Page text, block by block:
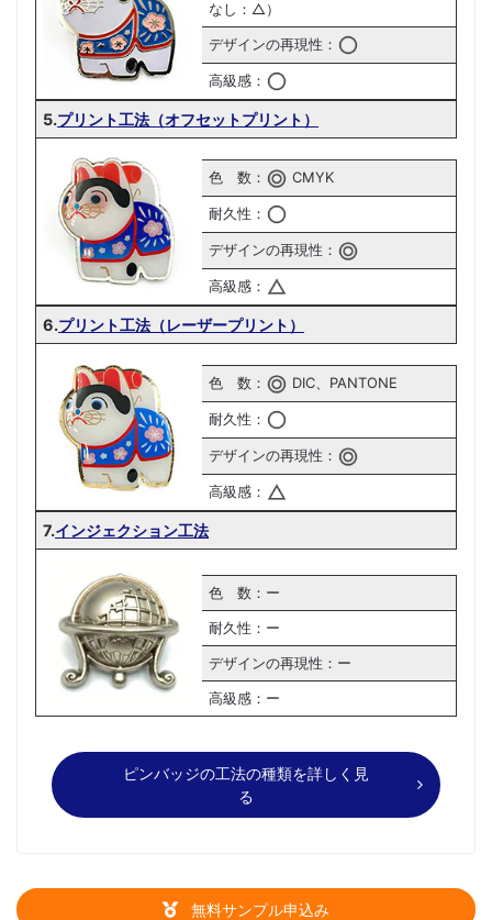
なし：△）
デザインの再現性：
高級感：
5.プリント工法（オフセットプリント）
色 数： CMYK
耐久性：
デザインの再現性：
高級感：
6.プリント工法（レーザープリント）
色 数： DIC、PANTONE
耐久性：
デザインの再現性：
高級感：
7.インジェクション工法
色 数：ー
耐久性：ー
デザインの再現性：ー
高級感：ー
ピンバッジの工法の種類を詳しく見
る
無料サンプル申込み